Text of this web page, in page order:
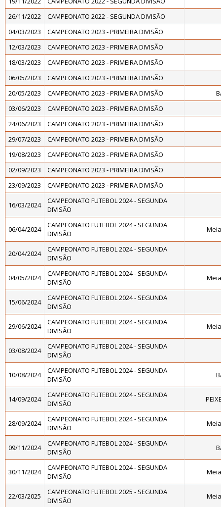
26/11/2022
CAMPEONATO 2022 - SEGUNDA DIVISÃO
04/03/2023
CAMPEONATO 2023 - PRIMEIRA DIVISÃO
12/03/2023
CAMPEONATO 2023 - PRIMEIRA DIVISÃO
18/03/2023
CAMPEONATO 2023 - PRIMEIRA DIVISÃO
06/05/2023
CAMPEONATO 2023 - PRIMEIRA DIVISÃO
20/05/2023
CAMPEONATO 2023 - PRIMEIRA DIVISÃO
03/06/2023
CAMPEONATO 2023 - PRIMEIRA DIVISÃO
24/06/2023
CAMPEONATO 2023 - PRIMEIRA DIVISÃO
29/07/2023
CAMPEONATO 2023 - PRIMEIRA DIVISÃO
19/08/2023
CAMPEONATO 2023 - PRIMEIRA DIVISÃO
02/09/2023
CAMPEONATO 2023 - PRIMEIRA DIVISÃO
23/09/2023
CAMPEONATO 2023 - PRIMEIRA DIVISÃO
16/03/2024
CAMPEONATO FUTEBOL 2024 - SEGUNDA
DIVISÃO
06/04/2024
CAMPEONATO FUTEBOL 2024 - SEGUNDA
DIVISÃO
20/04/2024
CAMPEONATO FUTEBOL 2024 - SEGUNDA
DIVISÃO
04/05/2024
CAMPEONATO FUTEBOL 2024 - SEGUNDA
DIVISÃO
15/06/2024
CAMPEONATO FUTEBOL 2024 - SEGUNDA
DIVISÃO
29/06/2024
CAMPEONATO FUTEBOL 2024 - SEGUNDA
DIVISÃO
03/08/2024
CAMPEONATO FUTEBOL 2024 - SEGUNDA
DIVISÃO
10/08/2024
CAMPEONATO FUTEBOL 2024 - SEGUNDA
DIVISÃO
14/09/2024
CAMPEONATO FUTEBOL 2024 - SEGUNDA
DIVISÃO
28/09/2024
CAMPEONATO FUTEBOL 2024 - SEGUNDA
DIVISÃO
09/11/2024
CAMPEONATO FUTEBOL 2024 - SEGUNDA
DIVISÃO
30/11/2024
CAMPEONATO FUTEBOL 2024 - SEGUNDA
DIVISÃO
22/03/2025
CAMPEONATO FUTEBOL 2025 - SEGUNDA
DIVISÃO